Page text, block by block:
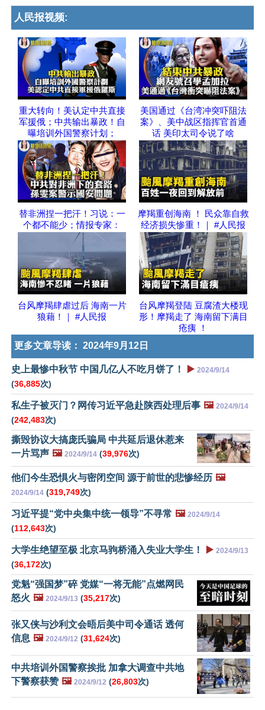
人民报视频:
重大转向！美认定中共直接
军援俄；中共输出暴政！自
曝培训外国警察计划；
美国通过《台湾冲突吓阻法
案》、美中战区指挥官首通
话 美印太司令说了啥
替非洲捏一把汗！习说：一
个都不能少；情报专家：
摩羯重创海南 ！ 民众靠自救
经济损失惨重！｜ #人民报
台风摩羯肆虐过后 海南一片
狼藉！｜ #人民报
台风摩羯登陆 豆腐渣大楼现
形！摩羯走了 海南留下满目
疮痍 ！
更多文章导读： 2024年9月12日
史上最惨中秋节 中国几亿人不吃月饼了！ ▶️ 2024/9/14
(36,885次)
私生子被灭门？网传习近平急赴陕西处理后事 🖼️ 2024/9/14
(242,483次)
撕毁协议大搞庞氏骗局 中共延后退休惹来
一片骂声 🖼️ 2024/9/14 (39,976次)
他们今生恐惧火与密闭空间 源于前世的悲惨经历 🖼️
2024/9/14 (319,749次)
习近平提“党中央集中统一领导”不寻常 🖼️ 2024/9/14
(112,643次)
大学生绝望至极 北京马驹桥涌入失业大学生！ ▶️ 2024/9/13
(36,172次)
党魁“强国梦”碎 党媒“一将无能”点燃网民
怒火 🖼️ 2024/9/13 (35,217次)
张又侠与沙利文会晤后美中司令通话 透何
信息 🖼️ 2024/9/12 (31,624次)
中共培训外国警察挨批 加拿大调查中共地
下警察获赞 🖼️ 2024/9/12 (26,803次)